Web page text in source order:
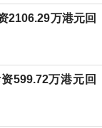
2106.29万港元回
599.72万港元回